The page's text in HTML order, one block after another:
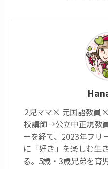
2児ママ× 元国語教員
校講師→公立中正規教
ーを経て、2023年フリ
に「好き」を楽しむ生
る。5歳・3歳兄弟を育